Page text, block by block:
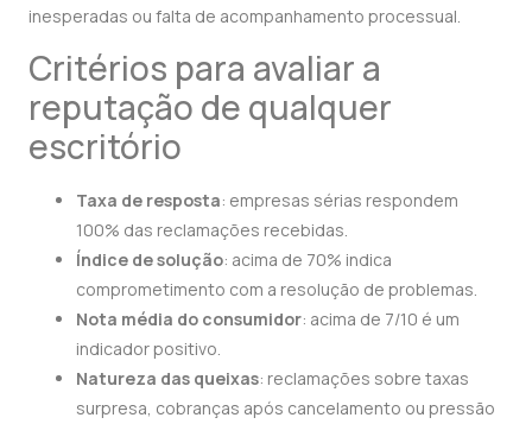
inesperadas ou falta de acompanhamento processual.
Critérios para avaliar a
reputação de qualquer
escritório
Taxa de resposta: empresas sérias respondem
100% das reclamações recebidas.
Índice de solução: acima de 70% indica
comprometimento com a resolução de problemas.
Nota média do consumidor: acima de 7/10 é um
indicador positivo.
Natureza das queixas: reclamações sobre taxas
surpresa, cobranças após cancelamento ou pressão